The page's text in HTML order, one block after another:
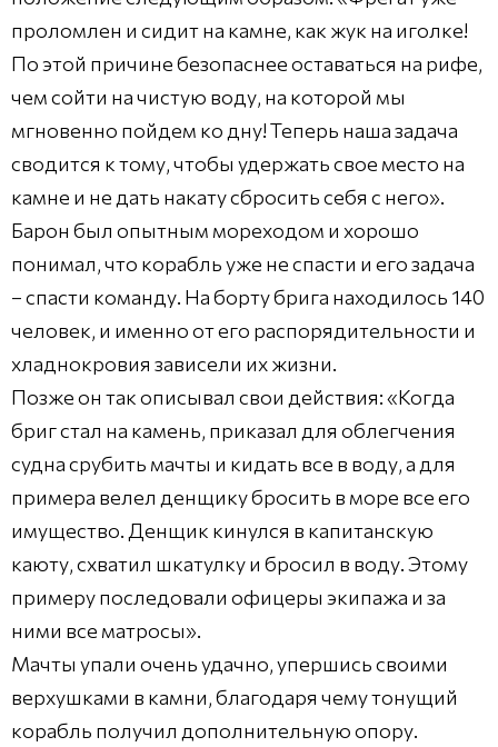
проломлен и сидит на камне, как жук на иголке!
По этой причине безопаснее оставаться на рифе,
чем сойти на чистую воду, на которой мы
мгновенно пойдем ко дну! Теперь наша задача
сводится к тому, чтобы удержать свое место на
камне и не дать накату сбросить себя с него».
Барон был опытным мореходом и хорошо
понимал, что корабль уже не спасти и его задача
– спасти команду. На борту брига находилось 140
человек, и именно от его распорядительности и
хладнокровия зависели их жизни.
Позже он так описывал свои действия: «Когда
бриг стал на камень, приказал для облегчения
судна срубить мачты и кидать все в воду, а для
примера велел денщику бросить в море все его
имущество. Денщик кинулся в капитанскую
каюту, схватил шкатулку и бросил в воду. Этому
примеру последовали офицеры экипажа и за
ними все матросы».
Мачты упали очень удачно, упершись своими
верхушками в камни, благодаря чему тонущий
корабль получил дополнительную опору.